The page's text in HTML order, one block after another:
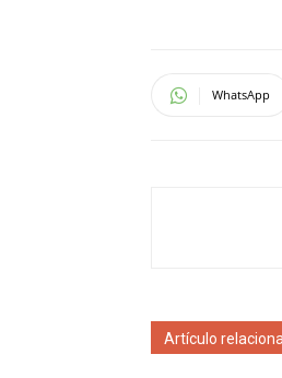
WhatsApp
Artículo